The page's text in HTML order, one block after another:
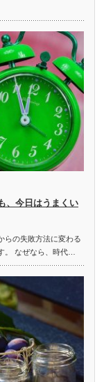
、今日はうまくい
らの失敗方法に変わる
。 なぜなら、時代…